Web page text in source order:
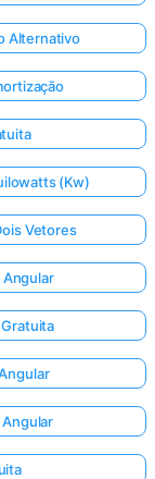
Alternativo
(Kw)
Vetores
Angular